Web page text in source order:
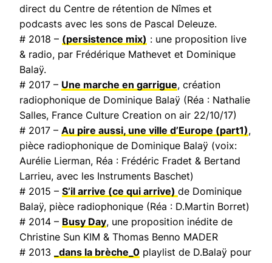
direct du Centre de rétention de Nîmes et
podcasts avec les sons de Pascal Deleuze.
# 2018 – (persistence mix) : une proposition live
& radio, par Frédérique Mathevet et Dominique
Balaÿ.
# 2017 – Une marche en garrigue, création
radiophonique de Dominique Balaÿ (Réa : Nathalie
Salles, France Culture Creation on air 22/10/17)
# 2017 – Au pire aussi, une ville d’Europe (part1),
pièce radiophonique de Dominique Balaÿ (voix:
Aurélie Lierman, Réa : Frédéric Fradet & Bertand
Larrieu, avec les Instruments Baschet)
# 2015 – S’il arrive (ce qui arrive) de Dominique
Balaÿ, pièce radiophonique (Réa : D.Martin Borret)
# 2014 – Busy Day, une proposition inédite de
Christine Sun KIM & Thomas Benno MADER
# 2013
_dans la brèche_0 playlist de D.Balaÿ pour